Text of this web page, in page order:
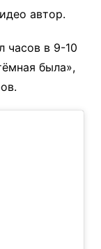
автор.
часов в 9-10
была»,